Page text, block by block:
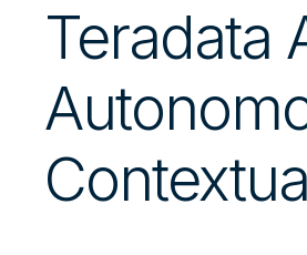
Teradata